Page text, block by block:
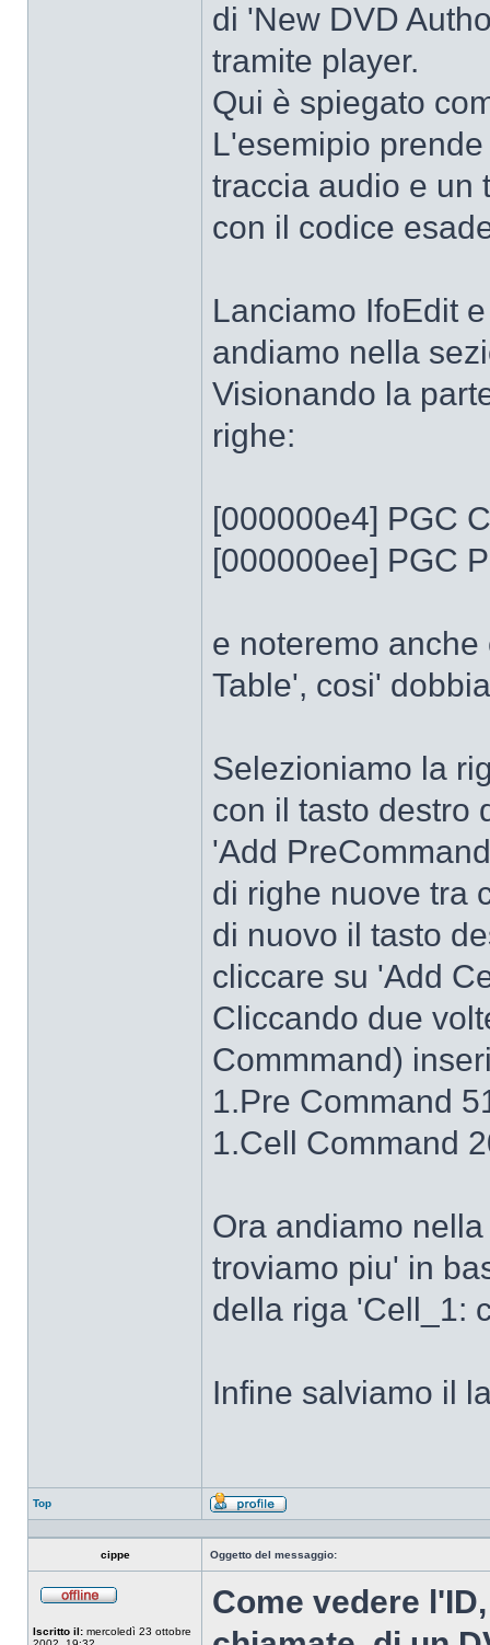
di 'New DVD
tramite player.
Qui è spiegato
L'esemipio
traccia audio e un
con il codice
Lanciamo IfoEdit
andiamo nella
Visionando la
righe:
[000000e4] PGC
[000000ee] PGC
e noteremo
Table', cosi'
Selezioniamo la
con il tasto destro
'Add
di righe nuove tra
di nuovo il tasto
cliccare su 'Add
Cliccando due
Commmand)
1.Pre Command
1.Cell Command
Ora andiamo
troviamo piu' in
della riga 'Cell_1:
Infine salviamo il
Top
Profilo
cippe Oggetto del messaggio:
Iscritto il: mercoledì 23 ottobre
Come vedere